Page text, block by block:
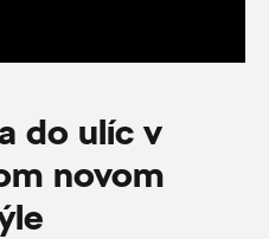
do ulíc v
novom